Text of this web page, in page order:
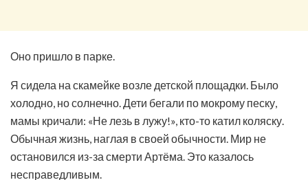
Оно пришло в парке.
Я сидела на скамейке возле детской площадки. Было
холодно, но солнечно. Дети бегали по мокрому песку,
мамы кричали: «Не лезь в лужу!», кто-то катил коляску.
Обычная жизнь, наглая в своей обычности. Мир не
остановился из-за смерти Артёма. Это казалось
несправедливым.